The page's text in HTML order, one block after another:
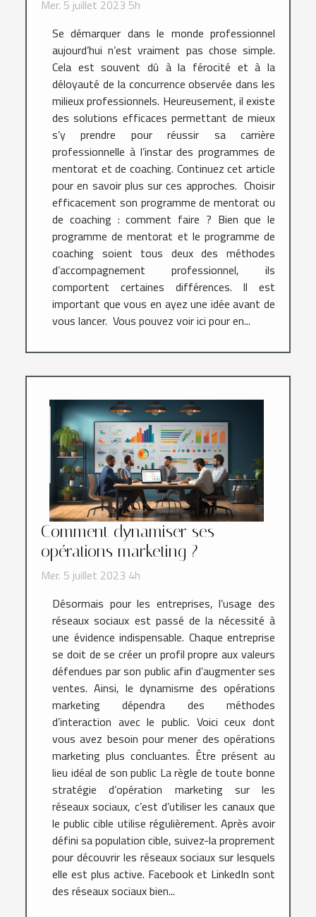
Mer. 5 juillet 2023 5h
Se démarquer dans le monde professionnel
aujourd’hui n’est vraiment pas chose simple.
Cela est souvent dû à la férocité et à la
déloyauté de la concurrence observée dans les
milieux professionnels. Heureusement, il existe
des solutions efficaces permettant de mieux
s’y prendre pour réussir sa carrière
professionnelle à l’instar des programmes de
mentorat et de coaching. Continuez cet article
pour en savoir plus sur ces approches. Choisir
efficacement son programme de mentorat ou
de coaching : comment faire ? Bien que le
programme de mentorat et le programme de
coaching soient tous deux des méthodes
d’accompagnement professionnel, ils
comportent certaines différences. Il est
important que vous en ayez une idée avant de
vous lancer. Vous pouvez voir ici pour en...
Comment dynamiser ses
opérations marketing ?
Mer. 5 juillet 2023 4h
Désormais pour les entreprises, l’usage des
réseaux sociaux est passé de la nécessité à
une évidence indispensable. Chaque entreprise
se doit de se créer un profil propre aux valeurs
défendues par son public afin d’augmenter ses
ventes. Ainsi, le dynamisme des opérations
marketing dépendra des méthodes
d’interaction avec le public. Voici ceux dont
vous avez besoin pour mener des opérations
marketing plus concluantes. Être présent au
lieu idéal de son public La règle de toute bonne
stratégie d’opération marketing sur les
réseaux sociaux, c’est d’utiliser les canaux que
le public cible utilise régulièrement. Après avoir
défini sa population cible, suivez-la proprement
pour découvrir les réseaux sociaux sur lesquels
elle est plus active. Facebook et LinkedIn sont
des réseaux sociaux bien...